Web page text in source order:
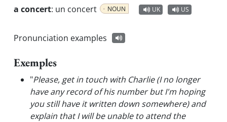
a concert: un concert NOUN UK US
Pronunciation examples
Exemples
"Please, get in touch with Charlie (I no longer
have any record of his number but I'm hoping
you still have it written down somewhere) and
explain that I will be unable to attend the